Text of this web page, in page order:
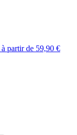
à partir de 59,90 €